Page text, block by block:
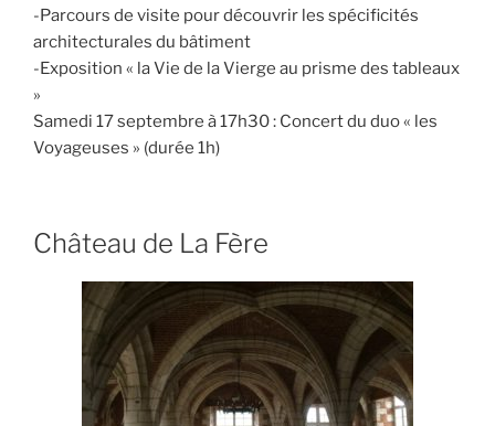
-Parcours de visite pour découvrir les spécificités
architecturales du bâtiment
-Exposition « la Vie de la Vierge au prisme des tableaux
»
Samedi 17 septembre à 17h30 : Concert du duo « les
Voyageuses » (durée 1h)
Château de La Fère